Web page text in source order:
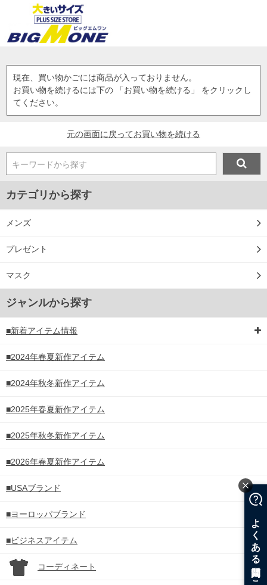
現在、買い物かごには商品が入っておりません。
お買い物を続けるには下の 「お買い物を続ける」 をクリックし
てください。
元の画面に戻ってお買い物を続ける
キーワードから探す
カテゴリから探す
メンズ
プレゼント
マスク
ジャンルから探す
■新着アイテム情報
■2024年春夏新作アイテム
■2024年秋冬新作アイテム
■2025年春夏新作アイテム
■2025年秋冬新作アイテム
■2026年春夏新作アイテム
■USAブランド
■ヨーロッパブランド
■ビジネスアイテム
コーディネート